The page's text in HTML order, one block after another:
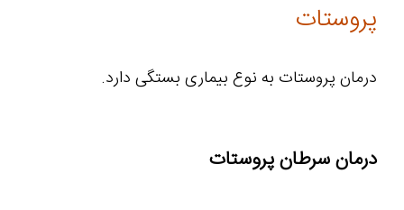
پروستات
درمان پروستات به نوع بیماری بستگی دارد.
درمان سرطان پروستات